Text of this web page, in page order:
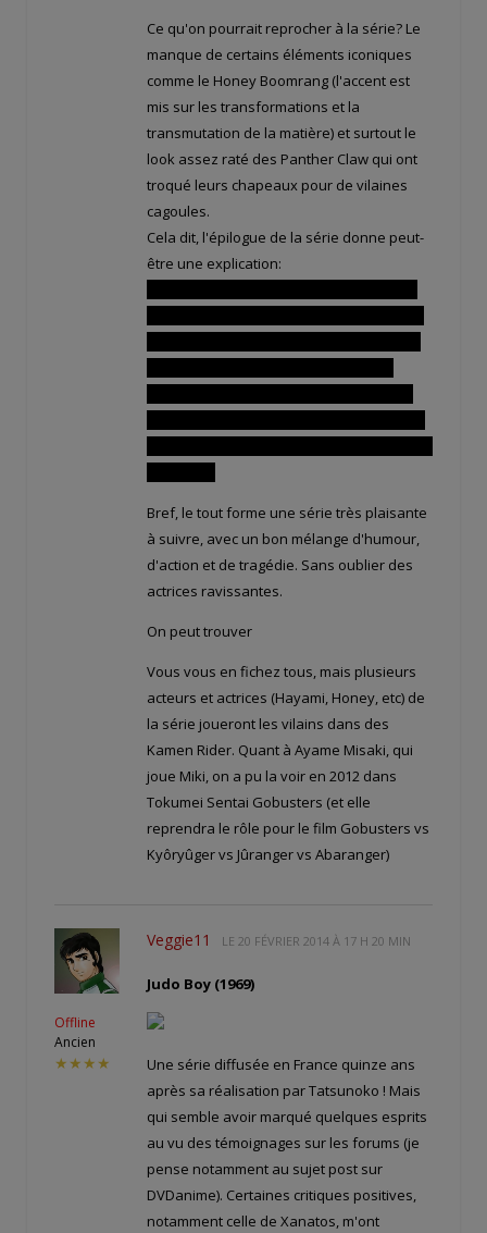
Ce qu'on pourrait reprocher à la série? Le
manque de certains éléments iconiques
comme le Honey Boomrang (l'accent est
mis sur les transformations et la
transmutation de la matière) et surtout le
look assez raté des Panther Claw qui ont
troqué leurs chapeaux pour de vilaines
cagoules.
Cela dit, l'épilogue de la série donne peut-
être une explication:
Bref, le tout forme une série très plaisante
à suivre, avec un bon mélange d'humour,
d'action et de tragédie. Sans oublier des
actrices ravissantes.
On peut trouver
Vous vous en fichez tous, mais plusieurs
acteurs et actrices (Hayami, Honey, etc) de
la série joueront les vilains dans des
Kamen Rider. Quant à Ayame Misaki, qui
joue Miki, on a pu la voir en 2012 dans
Tokumei Sentai Gobusters (et elle
reprendra le rôle pour le film Gobusters vs
Kyôryûger vs Jûranger vs Abaranger)
Offline
Ancien
★★★★
Veggie11 LE 20 FÉVRIER 2014 À 17 H 20 MIN
Judo Boy (1969)
Une série diffusée en France quinze ans
après sa réalisation par Tatsunoko ! Mais
qui semble avoir marqué quelques esprits
au vu des témoignages sur les forums (je
pense notamment au sujet post sur
DVDanime). Certaines critiques positives,
notamment celle de Xanatos, m'ont